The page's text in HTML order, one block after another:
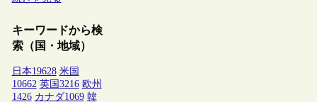
キーワードから検
索（国・地域）
日本19628 米国
10662 英国 3216 欧州
1426 カナダ1069 韓